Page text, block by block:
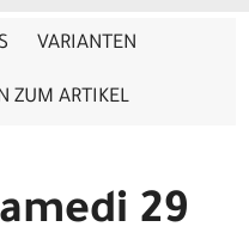
VARIANTEN
ZUM ARTIKEL
29